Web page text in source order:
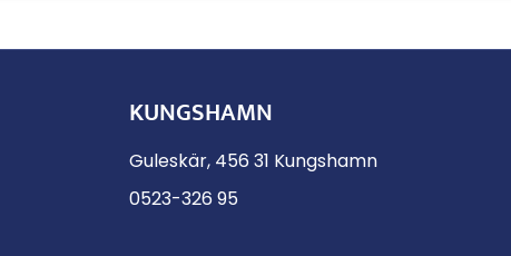
KUNGSHAMN
Guleskär, 456 31 Kungshamn
0523-326 95